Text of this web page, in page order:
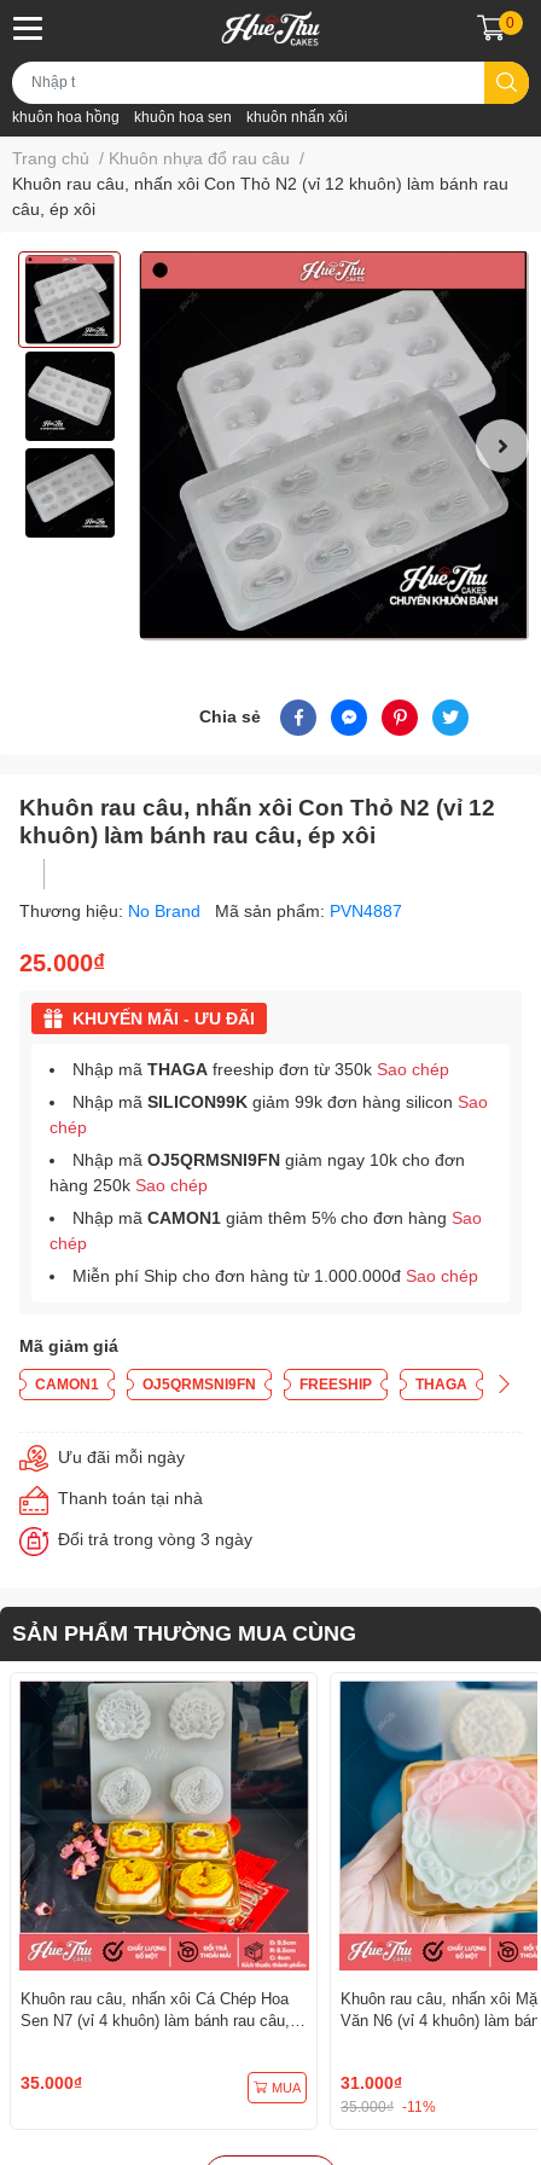
khuôn hoa hồng khuôn hoa sen khuôn nhấn xôi
0
Trang chủ / Khuôn nhựa đổ rau câu /
Khuôn rau câu, nhấn xôi Con Thỏ N2 (vỉ 12 khuôn) làm bánh rau
câu, ép xôi
Chia sẻ
Khuôn rau câu, nhấn xôi Con Thỏ N2 (vỉ 12
khuôn) làm bánh rau câu, ép xôi
Thương hiệu: No Brand Mã sản phẩm: PVN4887
25.000₫
KHUYẾN MÃI - ƯU ĐÃI
Nhập mã THAGA freeship đơn từ 350k Sao chép
Nhập mã SILICON99K giảm 99k đơn hàng silicon Sao
chép
Nhập mã OJ5QRMSNI9FN giảm ngay 10k cho đơn
hàng 250k Sao chép
Nhập mã CAMON1 giảm thêm 5% cho đơn hàng Sao
chép
Miễn phí Ship cho đơn hàng từ 1.000.000đ Sao chép
Mã giảm giá
CAMON1 OJ5QRMSNI9FN FREESHIP THAGA
Ưu đãi mỗi ngày
Thanh toán tại nhà
Đổi trả trong vòng 3 ngày
SẢN PHẨM THƯỜNG MUA CÙNG
Khuôn rau câu, nhấn xôi Cá Chép Hoa
Sen N7 (vỉ 4 khuôn) làm bánh rau câu,
35.000₫ MUA
Khuôn rau câu, nhấn xôi
Văn N6 (vỉ 4 khuôn) làm
31.000₫
35.000₫ -11%